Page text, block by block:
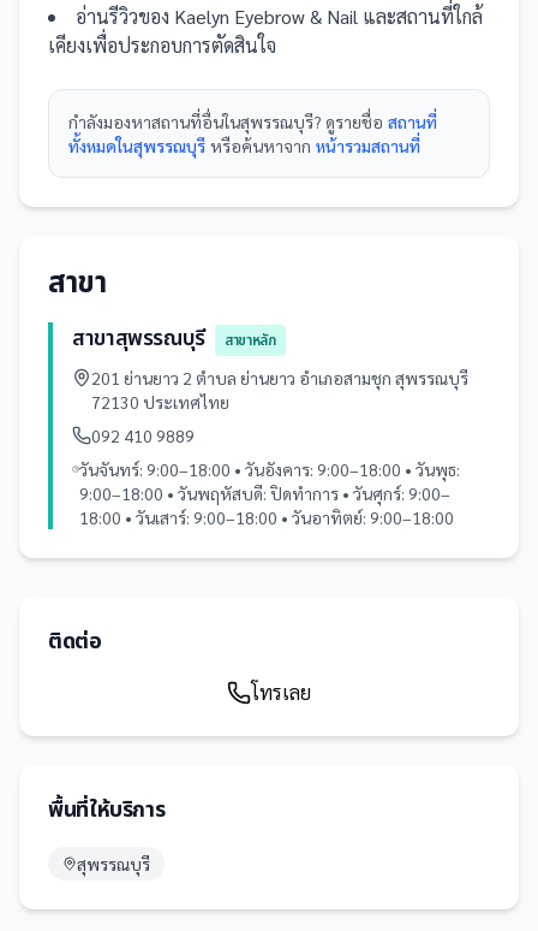
อ่านรีวิวของ Kaelyn Eyebrow & Nail และสถานที่ใกล้
เคียงเพื่อประกอบการตัดสินใจ
กำลังมองหาสถานที่อื่นในสุพรรณบุรี? ดูรายชื่อ สถานที่
ทั้งหมดในสุพรรณบุรี หรือค้นหาจาก หน้ารวมสถานที่
สาขา
สาขาสุพรรณบุรี
สาขาหลัก
201 ย่านยาว 2 ตำบล ย่านยาว อำเภอสามชุก สุพรรณบุรี
72130 ประเทศไทย
092 410 9889
วันจันทร์: 9:00–18:00 • วันอังคาร: 9:00–18:00 • วันพุธ:
9:00–18:00 • วันพฤหัสบดี: ปิดทำการ • วันศุกร์: 9:00–
18:00 • วันเสาร์: 9:00–18:00 • วันอาทิตย์: 9:00–18:00
ติดต่อ
โทรเลย
พื้นที่ให้บริการ
สุพรรณบุรี